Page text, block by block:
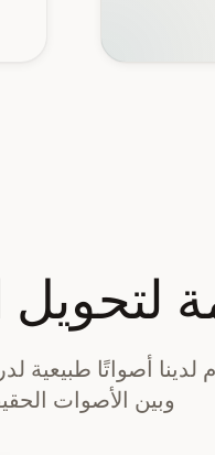
لدينا أصواتًا طبيعية
وبين الأصوات